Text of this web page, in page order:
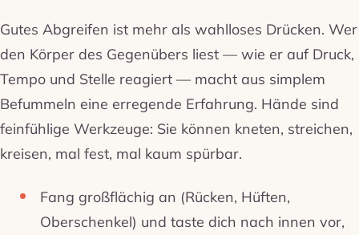
Gutes Abgreifen ist mehr als wahlloses Drücken. Wer
den Körper des Gegenübers liest — wie er auf Druck,
Tempo und Stelle reagiert — macht aus simplem
Befummeln eine erregende Erfahrung. Hände sind
feinfühlige Werkzeuge: Sie können kneten, streichen,
kreisen, mal fest, mal kaum spürbar.
Fang großflächig an (Rücken, Hüften,
Oberschenkel) und taste dich nach innen vor,